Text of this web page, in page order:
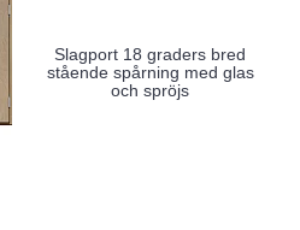
Slagport 18 graders bred
stående spårning med glas
och spröjs